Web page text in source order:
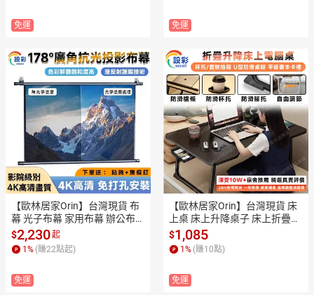
免運 免運
【歐林居家Orin】台灣現貨 布
幕 光子布幕 家用布幕 辦公布幕
抗光布幕 戶外布幕（178°大視
角/早晚通用）免打孔安裝
$2,230起
1 % (賺22點起)
免運
【歐林居家Orin】台灣現貨 床
上桌 床上升降桌子 床上折疊桌
（四擋升降調節⛅️桌腿可折
疊）床上電腦桌 懶人折疊
$1,085
1 % (賺10點)
免運